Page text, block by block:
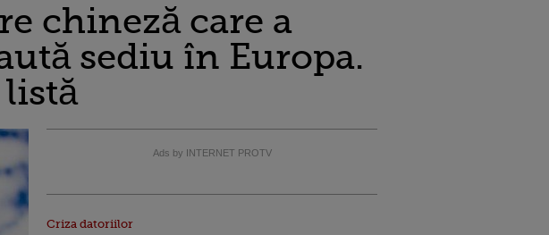
chineză care a
sediu în Europa.
listă
Ads by INTERNET PROTV
Criza datoriilor